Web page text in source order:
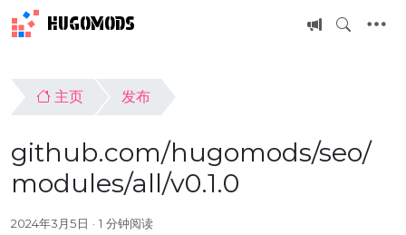
HUGOMODS
主页 发布
github.com/hugomods/seo/
modules/all/v0.1.0
2024年3月5日 1 分钟阅读